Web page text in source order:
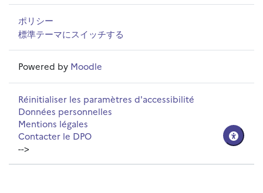
ポリシー
標準テーマにスイッチする
Powered by Moodle
Réinitialiser les paramètres d'accessibilité
Données personnelles
Mentions légales
Contacter le DPO
-->